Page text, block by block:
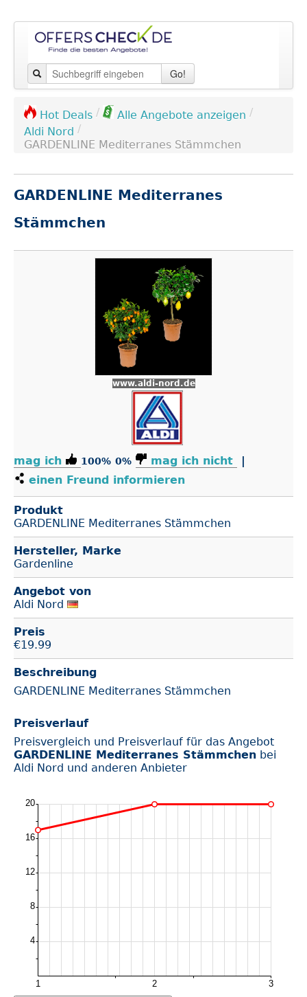
Go!
Hot Deals / Alle Angebote anzeigen /
Aldi Nord /
GARDENLINE Mediterranes Stämmchen
GARDENLINE Mediterranes
Stämmchen
www.aldi-nord.de
mag ich 100% 0% mag ich nicht
|
einen Freund informieren
Produkt
GARDENLINE Mediterranes Stämmchen
Hersteller, Marke
Gardenline
Angebot von
Aldi Nord
Preis
€19.99
Beschreibung
GARDENLINE Mediterranes Stämmchen
Preisverlauf
Preisvergleich und Preisverlauf für das Angebot
GARDENLINE Mediterranes Stämmchen bei
Aldi Nord und anderen Anbieter